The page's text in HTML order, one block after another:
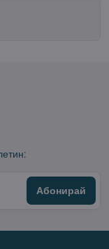
Абонирай